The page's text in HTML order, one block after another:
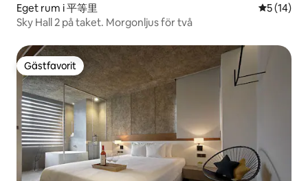
Eget rum i 平等里 5 av 5 i
5 (14)
Sky Hall 2 på taket. Morgonljus för två
Gästfavorit
Gästfavorit